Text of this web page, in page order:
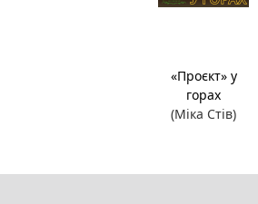
«Проєкт» у
горах
(Міка Стів)